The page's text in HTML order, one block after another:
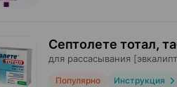
Септолете тотал,
для рассасывания
Популярно Инструкция